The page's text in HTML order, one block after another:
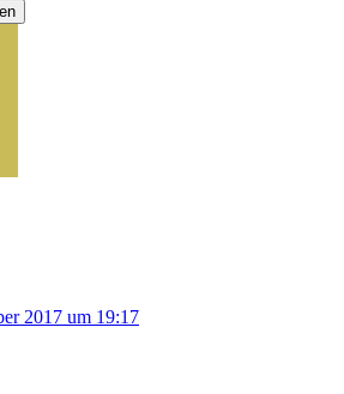
2017 um 19:17